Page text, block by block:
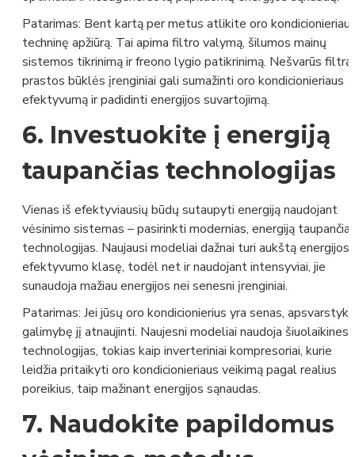
Patarimas: Bent kartą per metus atlikite oro
techninę apžiūrą. Tai apima filtro valymą, šilumos mainų
sistemos tikrinimą ir freono lygio patikrinimą. Nešvarūs
prastos būklės įrenginiai gali sumažinti oro kondicionieriaus
efektyvumą ir padidinti energijos suvartojimą.
6. Investuokite į energiją
taupančias technologijas
Vienas iš efektyviausių būdų sutaupyti energiją naudojant
vėsinimo sistemas – pasirinkti modernias, energiją
technologijas. Naujausi modeliai dažnai turi aukštą energijos
efektyvumo klasę, todėl net ir naudojant intensyviai, jie
sunaudoja mažiau energijos nei senesni įrenginiai.
Patarimas: Jei jūsų oro kondicionierius yra senas,
galimybę jį atnaujinti. Naujesni modeliai naudoja šiuolaikines
technologijas, tokias kaip inverteriniai kompresoriai, kurie
leidžia pritaikyti oro kondicionieriaus veikimą pagal realius
poreikius, taip mažinant energijos sąnaudas.
7. Naudokite papildomus